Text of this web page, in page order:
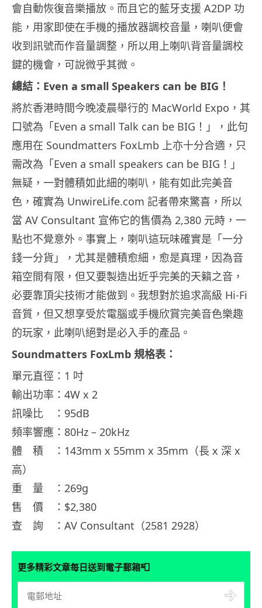
會自動恢復音樂播放。而且它的藍牙支援 A2DP 功
能，用家即使在手機的播放器調校音量，喇叭便會
收到訊號而作音量調整，所以用上喇叭背音量調校
鍵的機會，可說微乎其微。
總結：Even a small Speakers can be BIG！
將於香港時間今晚凌晨舉行的 MacWorld Expo，其
口號為「Even a small Talk can be BIG！」，此句
應用在 Soundmatters FoxLmb 上亦十分合適，只
需改為「Even a small speakers can be BIG！」
無疑，一對體積如此細的喇叭，能有如此完美音
色，確實為 UnwireLife.com 記者帶來驚喜，所以
當 AV Consultant 宣佈它的售價為 2,380 元時，一
點也不覺意外。事實上，喇叭這玩味確實是「一分
錢一分貨」，尤其是體積愈細，愈是真理，因為音
箱空間有限，但又要製造出近乎完美的天籟之音，
必要靠頂尖技術才能做到。我想對於追求高級 Hi-Fi
音質，但又想享受於電腦或手機欣賞完美音色樂趣
的玩家，此喇叭絕對是必入手的產品。
Soundmatters FoxLmb 規格表：
單元直徑：1 吋
輸出功率：4W x 2
訊噪比 ：95dB
頻率響應：80Hz – 20kHz
體 積 ：143mm x 55mm x 35mm（長 x 深 x
高）
重 量 ：269g
售 價 ：$2,380
查 詢 ：AV Consultant（2581 2928）
更多精彩文章每日送到電子郵箱📮